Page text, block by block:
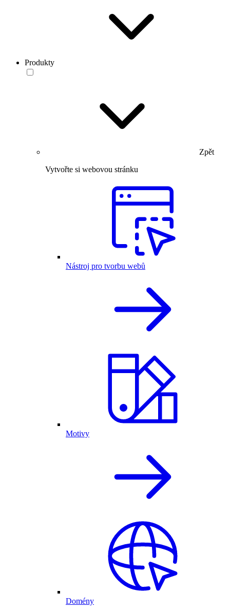
Produkty
Zpět
Vytvořte si webovou stránku
Nástroj pro tvorbu webů
Motivy
Domény